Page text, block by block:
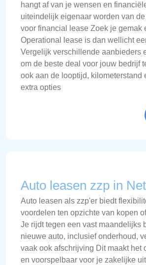
hangt af van je wensen en
uiteindelijk eigenaar worden van
voor financial lease Zoek je gemak
Operational lease is dan wellicht
Vergelijk verschillende aanbieders
om de beste deal voor jouw bedrijf
ook aan de looptijd, kilometerstand
extra opties
Auto leasen zzp in
Auto leasen als zzp'er biedt
voordelen ten opzichte van kopen
Je rijdt tegen een vast maandelijks
nieuwe auto, inclusief onderhoud,
vaak ook afschrijving Dit maakt het
en voorspelbaar voor je zakelijke